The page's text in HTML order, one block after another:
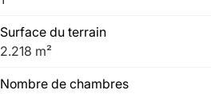
Surface du terrain
2.218 m²
Nombre de chambres